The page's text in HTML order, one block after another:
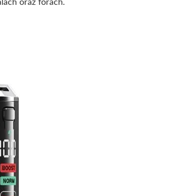
oraz forach.